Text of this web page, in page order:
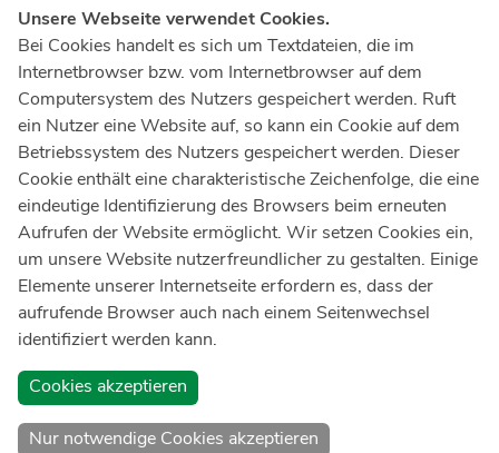
Notruf112
Ärztlicher Notdienst116 117
Giftnotrufzentrale
Tel: +49 22819240
Notfallzentrum Bonn
Kindernotfallzentrum Bonn
UKB-Telefonzentrale
+49 228287 0
Spenden Sie online an das Universitätsklinikum Bonn
Unsere Webseite verwendet Cookies.
Bei Cookies handelt es sich um Textdateien, die im
Internetbrowser bzw. vom Internetbrowser auf dem
Computersystem des Nutzers gespeichert werden. Ruft
ein Nutzer eine Website auf, so kann ein Cookie auf dem
Betriebssystem des Nutzers gespeichert werden. Dieser
Cookie enthält eine charakteristische Zeichenfolge, die eine
eindeutige Identifizierung des Browsers beim erneuten
Aufrufen der Website ermöglicht. Wir setzen Cookies ein,
um unsere Website nutzerfreundlicher zu gestalten. Einige
Elemente unserer Internetseite erfordern es, dass der
aufrufende Browser auch nach einem Seitenwechsel
identifiziert werden kann.
Cookies akzeptieren
Nur notwendige Cookies akzeptieren